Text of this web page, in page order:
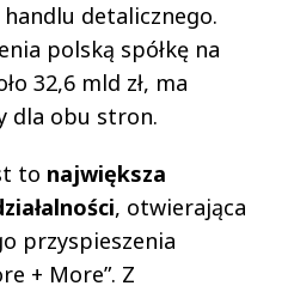
detalicznego.
polską spółkę na
32,6 mld zł, ma
dla obu stron.
to największa
, otwierająca
przyspieszenia
+ More”. Z